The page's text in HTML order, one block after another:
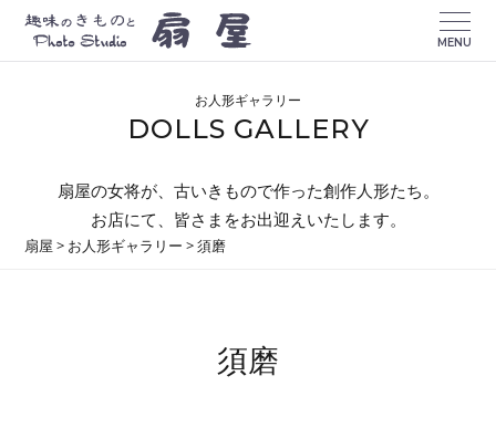
MENU
お人形ギャラリー
DOLLS GALLERY
扇屋の女将が、古いきもので作った創作人形たち。
お店にて、皆さまをお出迎えいたします。
扇屋 > お人形ギャラリー >須磨
須磨